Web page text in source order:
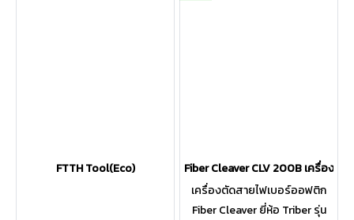
FTTH Tool(Eco)
Fiber Cleaver CLV 200B เครื่องตั
เครื่องตัดสายไฟเบอร์ออฟติก
Fiber Cleaver ยี่ห้อ Triber รุ่น